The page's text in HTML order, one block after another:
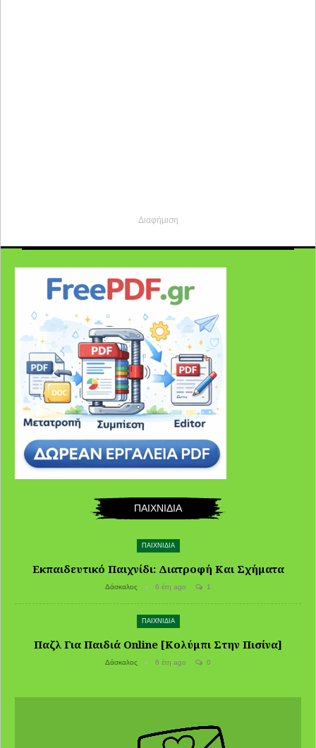
Διαφήμιση
ΠΑΙΧΝΙΔΙΑ
ΠΑΙΧΝΙΔΙΑ
Εκπαιδευτικό Παιχνίδι: Διατροφή Και Σχήματα
Δάσκαλος 6 έτη ago 1
ΠΑΙΧΝΙΔΙΑ
Παζλ Για Παιδιά Online [Κολύμπι Στην Πισίνα]
Δάσκαλος 6 έτη ago 0